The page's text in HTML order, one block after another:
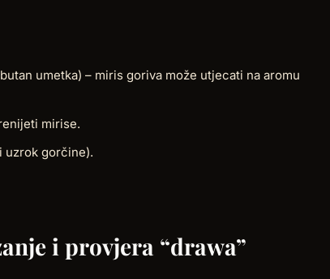
umetka) – miris goriva može utjecati na aromu
mirise.
uzrok gorčine).
i provjera “drawa”